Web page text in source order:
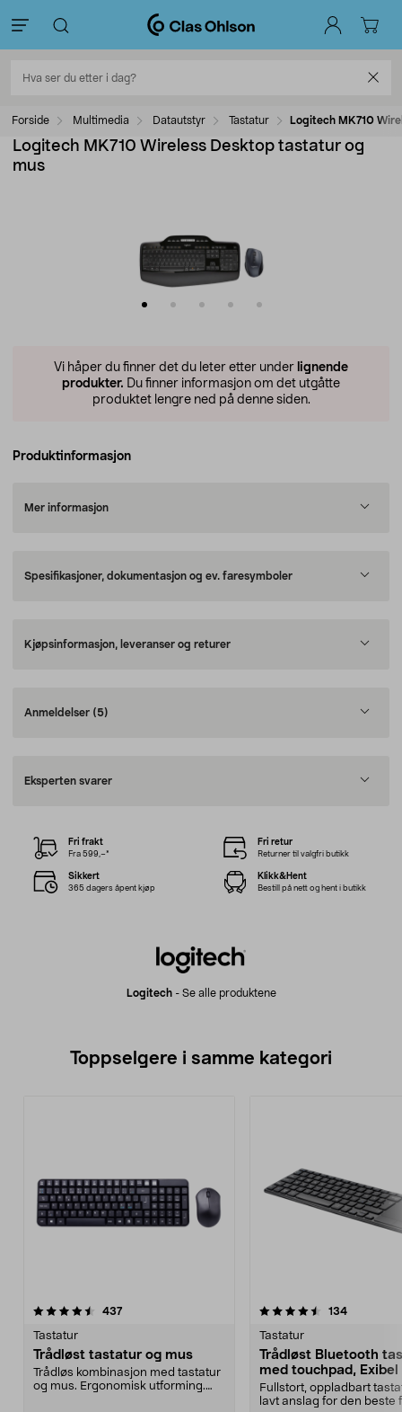
Forside Multimedia Datautstyr Tastatur Logitech MK710
Logitech MK710 Wireless Desktop tastatur og
mus
Vi håper du finner det du leter etter under lignende
produkter. Du finner informasjon om det utgåtte
produktet lengre ned på denne siden.
Produktinformasjon
Mer informasjon
Spesifikasjoner, dokumentasjon og ev. faresymboler
Kjøpsinformasjon, leveranser og returer
Anmeldelser (5)
Eksperten svarer
Logitech- Se alle produktene
Fri frakt
Fra 599,–*
Fri retur
Returner til valgfri butikk
Sikkert
365 dagers åpent kjøp
Klikk&Hent
Bestill på nett og hent i butikk
Toppselgere i samme kategori
437anmeldelser
Tastatur
Trådløst tastatur og mus
Trådløs kombinasjon med tastatur
og mus. Ergonomisk utforming.
4.5 av 5 stjerner 134
Tastatur
Trådløst Bluetooth
med touchpad, Exibel
Fullstort, oppladbart
lavt anslag for den beste
4.0 av 5 stjerner